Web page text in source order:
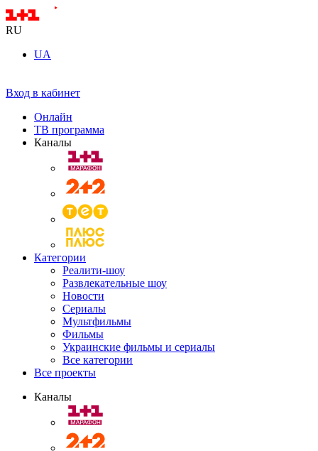
RU
UA
Вход в кабинет
Онлайн
ТВ программа
Каналы
Категории
Реалити-шоу
Развлекательные шоу
Новости
Сериалы
Мультфильмы
Фильмы
Украинские фильмы и сериалы
Все категории
Все проекты
Каналы